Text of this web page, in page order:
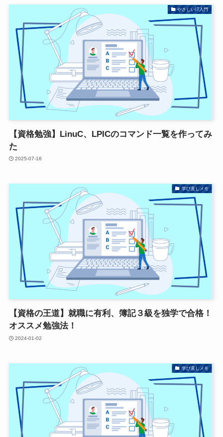
やさしいIT入門
【資格勉強】LinuC、LPICのコマンド一覧を作ってみ
た
2025-07-16
学び直しメモ
【資格の王道】就職に有利、簿記３級を独学で合格！
オススメ勉強法！
2024-01-02
学び直しメモ